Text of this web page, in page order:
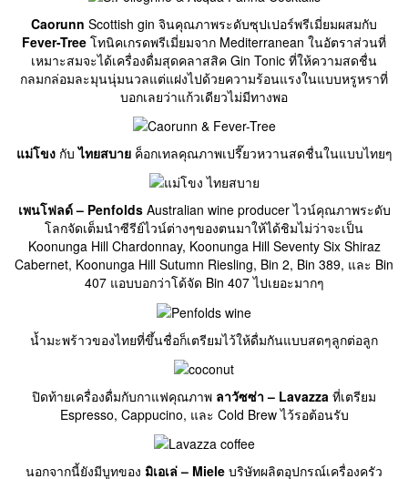
Caorunn Scottish gin จินคุณภาพระดับซุปเปอร์พรีเมี่ยมผสมกับ
Fever-Tree โทนิคเกรดพรีเมี่ยมจาก Mediterranean ในอัตราส่วนที่
เหมาะสมจะได้เครื่องดื่มสุดคลาสสิค Gin Tonic ที่ให้ความสดชื่น
กลมกล่อมละมุนนุ่มนวลแต่แฝงไปด้วยความร้อนแรงในแบบหรูหราที่
บอกเลยว่าแก้วเดียวไม่มีทางพอ
แม่โขงกับไทยสบายค็อกเทลคุณภาพเปรี๊ยวหวานสดชื่นในแบบไทยๆ
เพนโฟลด์ – PenfoldsAustralian wine producer ไวน์คุณภาพระดับ
โลกจัดเต็มนำซีรีย์ไวน์ต่างๆของตนมาให้ได้ชิมไม่ว่าจะเป็น
Koonunga Hill Chardonnay, Koonunga Hill Seventy Six Shiraz
Cabernet, Koonunga Hill Sutumn Riesling, Bin 2, Bin 389, และ Bin
407 แอบบอกว่าโด้จัด Bin 407 ไปเยอะมากๆ
น้ำมะพร้าวของไทยที่ขึ้นชื่อก็เตรียมไว้ให้ดื่มกันแบบสดๆลูกต่อลูก
ปิดท้ายเครื่องดื่มกับกาแฟคุณภาพ ลาวัซซ่า – Lavazza ที่เตรียม
Espresso, Cappucino, และ Cold Brew ไว้รอต้อนรับ
นอกจากนี้ยังมีบูทของ มิเอเล่ – Miele บริษัทผลิตอุปกรณ์เครื่องครัว